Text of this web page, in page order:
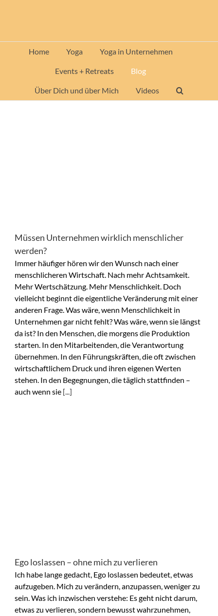
Home Yoga Yoga in Unternehmen
Events + Retreats Blog
Über Dich und über Mich Videos
Müssen Unternehmen wirklich menschlicher
werden?
Immer häufiger hören wir den Wunsch nach einer
menschlicheren Wirtschaft. Nach mehr Achtsamkeit.
Mehr Wertschätzung. Mehr Menschlichkeit. Doch
vielleicht beginnt die eigentliche Veränderung mit einer
anderen Frage. Was wäre, wenn Menschlichkeit in
Unternehmen gar nicht fehlt? Was wäre, wenn sie längst
da ist? In den Menschen, die morgens die Produktion
starten. In den Mitarbeitenden, die Verantwortung
übernehmen. In den Führungskräften, die oft zwischen
wirtschaftlichem Druck und ihren eigenen Werten
stehen. In den Begegnungen, die täglich stattfinden –
auch wenn sie [...]
Ego loslassen – ohne mich zu verlieren
Ich habe lange gedacht, Ego loslassen bedeutet, etwas
aufzugeben. Mich zu verändern, anzupassen, weniger zu
sein. Was ich inzwischen verstehe: Es geht nicht darum,
etwas zu verlieren, sondern bewusst wahrzunehmen,